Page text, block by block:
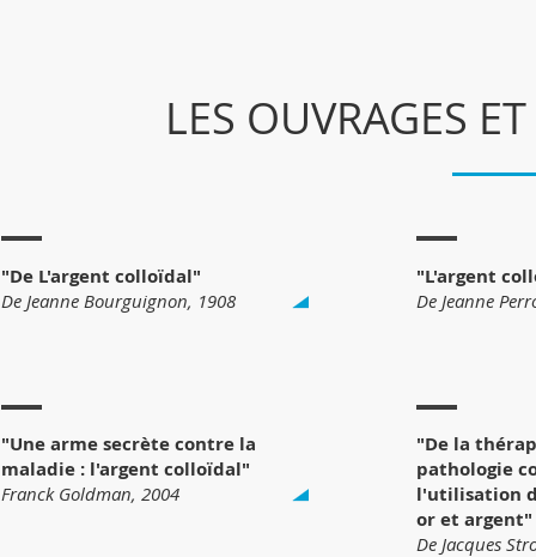
LES OUVRAGES
"De L'argent colloïdal"
De Jeanne Bourguignon, 1908
"Une arme secrète contre la
maladie : l'argent colloïdal"
Franck Goldman, 2004
"L'argent
De Jeanne
"De la
pathologie
l'utilisation
or et argent"
De Jacques